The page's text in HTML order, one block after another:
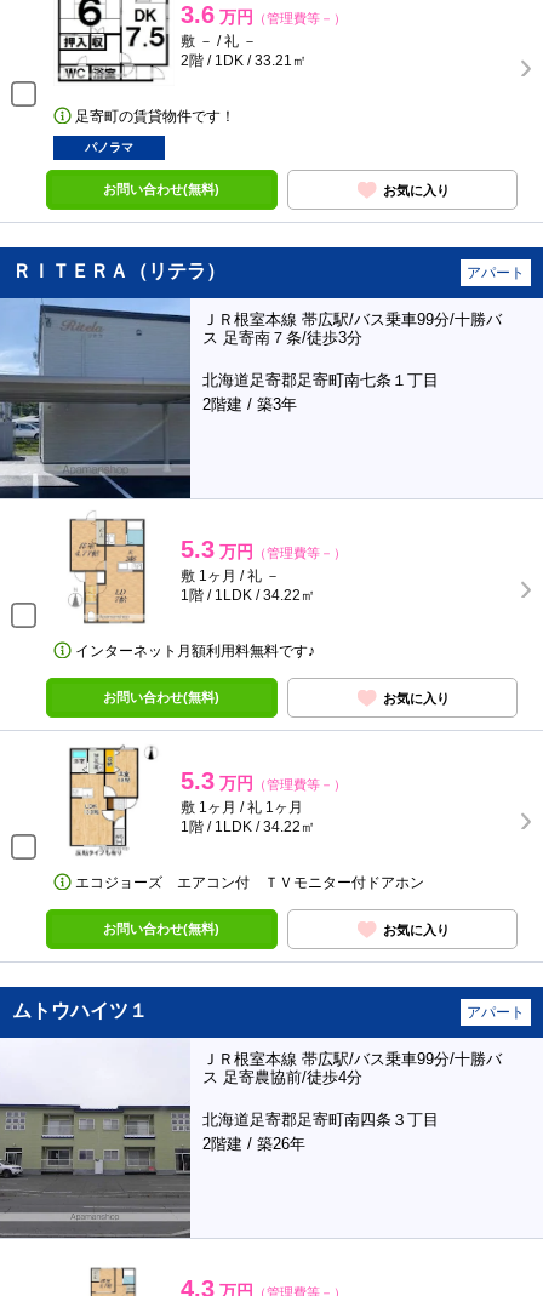
3.6 万円 （管理費等－）
敷 － / 礼 －
2階 / 1DK / 33.21㎡
足寄町の賃貸物件です！
パノラマ
お問い合わせ(無料) お気に入り
ＲＩＴＥＲＡ（リテラ） アパート
ＪＲ根室本線 帯広駅/バス乗車99分/十勝バ
ス 足寄南７条/徒歩3分
北海道足寄郡足寄町南七条１丁目
2階建 / 築3年
5.3 万円 （管理費等－）
敷 1ヶ月 / 礼 －
1階 / 1LDK / 34.22㎡
インターネット月額利用料無料です♪
お問い合わせ(無料) お気に入り
5.3 万円 （管理費等－）
敷 1ヶ月 / 礼 1ヶ月
1階 / 1LDK / 34.22㎡
エコジョーズ エアコン付 ＴＶモニター付ドアホン
お問い合わせ(無料) お気に入り
ムトウハイツ１ アパート
ＪＲ根室本線 帯広駅/バス乗車99分/十勝バ
ス 足寄農協前/徒歩4分
北海道足寄郡足寄町南四条３丁目
2階建 / 築26年
4.3 万円 （管理費等－）